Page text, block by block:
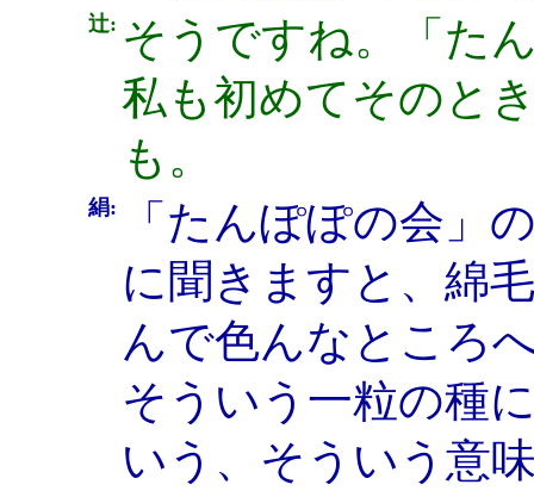
辻: そうですね。「た
私も初めてそのと
も。
絹:
「たんぽぽの会」
に聞きますと、綿
んで色んなところ
そういう一粒の種
いう、そういう意